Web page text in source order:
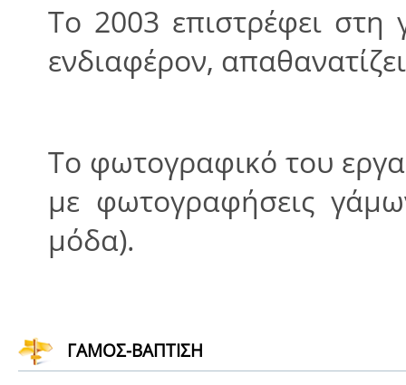
Tο 2003 επιστρέφει στη
ενδιαφέρον,
Το φωτογραφικό του
με φωτογραφήσεις
μόδα).
ΓΑΜΟΣ-ΒΑΠΤΙΣΗ